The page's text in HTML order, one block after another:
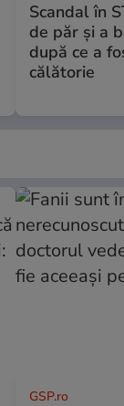
Scandal în
de păr şi a
după ce a
călătorie
GSP.ro